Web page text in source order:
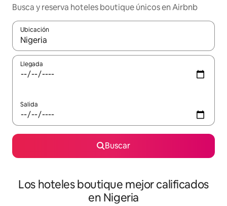
Busca y reserva hoteles boutique únicos en Airbnb
Ubicación
Cuando los resultados estén disponibles, podrás navegar
Llegada
Salida
Buscar
Los hoteles boutique mejor calificados
en Nigeria